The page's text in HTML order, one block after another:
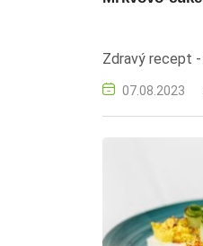
Zdravý recept
07.08.2023